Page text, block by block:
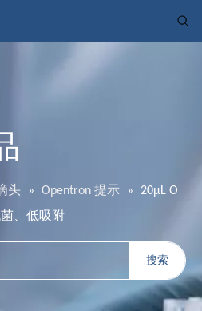
头 » Opentron 提示 »
20μL O
、低吸附
搜索